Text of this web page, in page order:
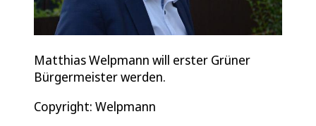
Matthias Welpmann will erster Grüner
Bürgermeister werden.
Copyright: Welpmann